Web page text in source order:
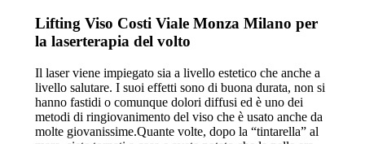
Lifting Viso Costi Viale Monza Milano per
la laserterapia del volto
Il laser viene impiegato sia a livello estetico che anche a
livello salutare. I suoi effetti sono di buona durata, non si
hanno fastidi o comunque dolori diffusi ed è uno dei
metodi di ringiovanimento del viso che è usato anche da
molte giovanissime.Quante volte, dopo la “tintarella” al